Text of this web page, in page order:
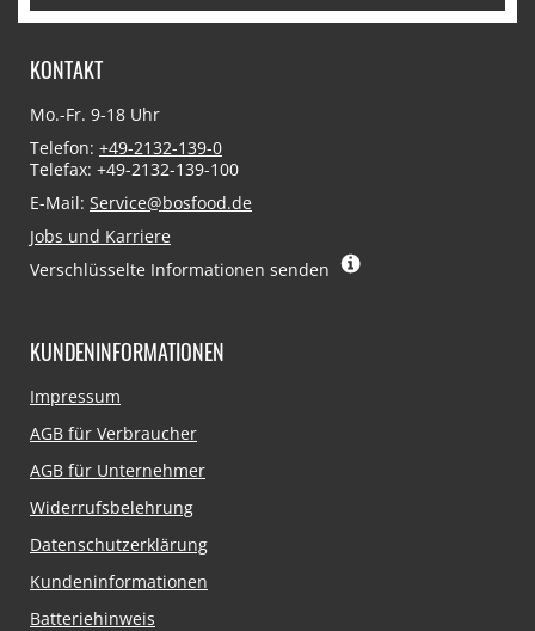
KONTAKT
Mo.-Fr. 9-18 Uhr
Telefon: +49-2132-139-0
Telefax: +49-2132-139-100
E-Mail: Service@bosfood.de
Jobs und Karriere
Verschlüsselte Informationen senden
KUNDENINFORMATIONEN
Navigation
Impressum
AGB für Verbraucher
AGB für Unternehmer
Widerrufsbelehrung
Datenschutzerklärung
Kundeninformationen
Batteriehinweis